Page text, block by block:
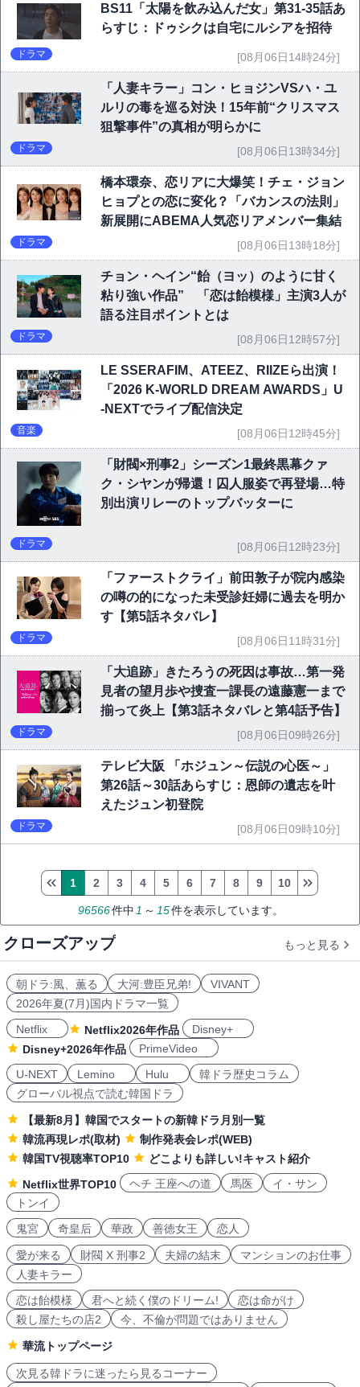
BS11「太陽を飲み込んだ女」第31-35話あ
らすじ：ドゥシクは自宅にルシアを招待
ドラマ [08月06日14時24分]
「人妻キラー」コン・ヒョジンVSハ・ユ
ルリの毒を巡る対決！15年前“クリスマス
狙撃事件”の真相が明らかに
ドラマ [08月06日13時34分]
橋本環奈、恋リアに大爆笑！チェ・ジョン
ヒョプとの恋に変化？「バカンスの法則」
新展開にABEMA人気恋リアメンバー集結
ドラマ [08月06日13時18分]
チョン・ヘイン“飴（ヨッ）のように甘く
粘り強い作品” 「恋は飴模様」主演3人が
語る注目ポイントとは
ドラマ [08月06日12時57分]
LE SSERAFIM、ATEEZ、RIIZEら出演！
「2026 K-WORLD DREAM AWARDS」U
-NEXTでライブ配信決定
音楽 [08月06日12時45分]
「財閥×刑事2」シーズン1最終黒幕クァ
ク・シヤンが帰還！囚人服姿で再登場…特
別出演リレーのトップバッターに
ドラマ [08月06日12時23分]
「ファーストクライ」前田敦子が院内感染
の噂の的になった未受診妊婦に過去を明か
す【第5話ネタバレ】
ドラマ [08月06日11時31分]
「大追跡」きたろうの死因は事故…第一発
見者の望月歩や捜査一課長の遠藤憲一まで
揃って炎上【第3話ネタバレと第4話予告】
ドラマ [08月06日09時26分]
テレビ大阪 「ホジュン～伝説の心医～」
第26話～30話あらすじ：恩師の遺志を叶
えたジュン初登院
ドラマ [08月06日09時10分]
96566件中1 ～ 15件を表示しています。
1 2 3 4 5 6 7 8 9 10
クローズアップ もっと見る
朝ドラ:風、薫る 大河:豊臣兄弟!
VIVANT
2026年夏(7月)国内ドラマ一覧
Netflix
Netflix2026年作品
Disney+
Disney+2026年作品
PrimeVideo
U-NEXT
Lemino Hulu
韓ドラ歴史コラム
グローバル視点で読む韓国ドラ
【最新8月】韓国でスタートの新韓ドラ月別一覧
韓流再現レポ(取材)
制作発表会レポ(WEB)
韓国TV視聴率TOP10
どこよりも詳しい!キャスト紹介
Netflix世界TOP10
ヘチ 王座への道 馬医
イ・サン
トンイ
鬼宮
奇皇后 華政 善徳女王 恋人
愛が来る 財閥 X 刑事2 夫婦の結末
マンションのお仕事
人妻キラー
恋は飴模様
君へと続く僕のドリーム!
恋は命がけ
殺し屋たちの店2
今、不倫が問題ではありません
華流トップページ
次見る韓ドラに迷ったら見るコーナー